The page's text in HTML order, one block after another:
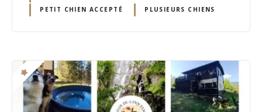
PETIT CHIEN ACCEPTÉ
PLUSIEURS CHIENS